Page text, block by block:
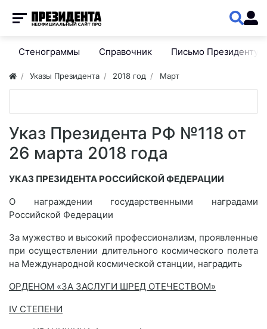
Стенограммы Справочник Письмо Президенту
Указы Президента 2018 год Март
Указ Президента РФ №118 от
26 марта 2018 года
УКАЗ ПРЕЗИДЕНТА РОССИЙСКОЙ ФЕДЕРАЦИИ
О награждении государственными наградами
Российской Федерации
За мужество и высокий профессионализм, проявленные
при осуществлении длительного космического полета
на Международной космической станции, наградить
ОРДЕНОМ «ЗА ЗАСЛУГИ ШРЕД ОТЕЧЕСТВОМ»
IV СТЕПЕНИ